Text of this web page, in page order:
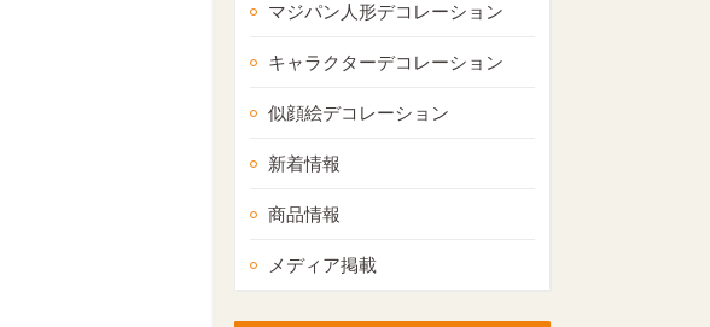
マジパン人形デコレーション
キャラクターデコレーション
似顔絵デコレーション
新着情報
商品情報
メディア掲載